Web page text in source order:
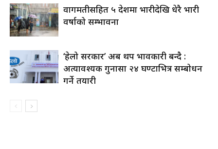
वागमतीसहित ५ प्रदेशमा भारीदेखि धेरै भारी
वर्षाको सम्भावना
‘हेलो सरकार’ अब थप प्रभावकारी बन्दै :
अत्यावश्यक गुनासा २४ घण्टाभित्र सम्बोधन
गर्ने तयारी